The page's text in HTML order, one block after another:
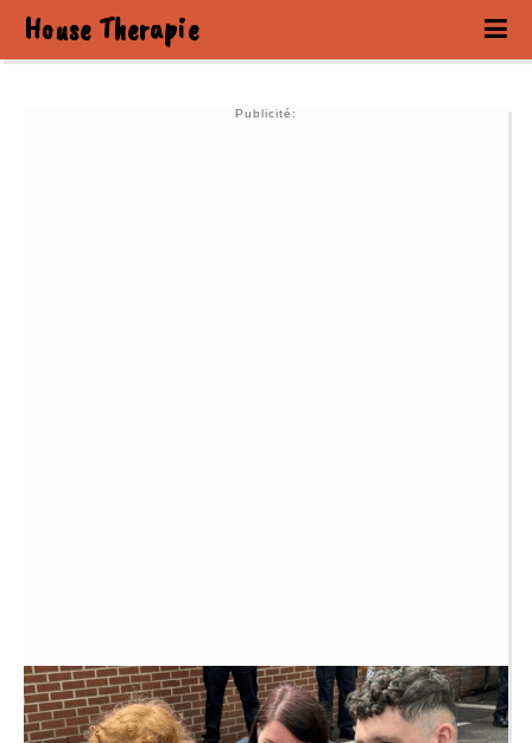
House Therapie
Publicité: